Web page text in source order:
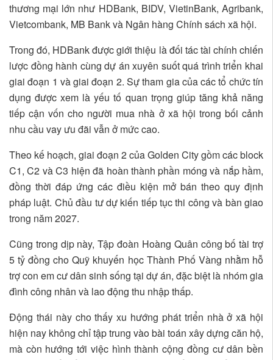
thương mại lớn như HDBank, BIDV, VietinBank, Agribank,
Vietcombank, MB Bank và Ngân hàng Chính sách xã hội.
Trong đó, HDBank được giới thiệu là đối tác tài chính chiến
lược đồng hành cùng dự án xuyên suốt quá trình triển khai
giai đoạn 1 và giai đoạn 2. Sự tham gia của các tổ chức tín
dụng được xem là yếu tố quan trọng giúp tăng khả năng
tiếp cận vốn cho người mua nhà ở xã hội trong bối cảnh
nhu cầu vay ưu đãi vẫn ở mức cao.
Theo kế hoạch, giai đoạn 2 của Golden City gồm các block
C1, C2 và C3 hiện đã hoàn thành phần móng và nắp hầm,
đồng thời đáp ứng các điều kiện mở bán theo quy định
pháp luật. Chủ đầu tư dự kiến tiếp tục thi công và bàn giao
trong năm 2027.
Cũng trong dịp này, Tập đoàn Hoàng Quân công bố tài trợ
5 tỷ đồng cho Quỹ khuyến học Thành Phố Vàng nhằm hỗ
trợ con em cư dân sinh sống tại dự án, đặc biệt là nhóm gia
đình công nhân và lao động thu nhập thấp.
Động thái này cho thấy xu hướng phát triển nhà ở xã hội
hiện nay không chỉ tập trung vào bài toán xây dựng căn hộ,
mà còn hướng tới việc hình thành cộng đồng cư dân bền